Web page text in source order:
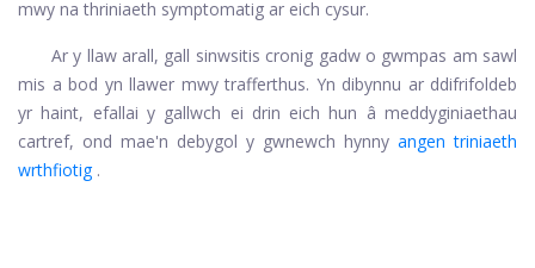
mwy na thriniaeth symptomatig ar eich cysur.
Ar y llaw arall, gall sinwsitis cronig gadw o gwmpas am sawl
mis a bod yn llawer mwy trafferthus. Yn dibynnu ar ddifrifoldeb
yr haint, efallai y gallwch ei drin eich hun â meddyginiaethau
cartref, ond mae'n debygol y gwnewch hynny angen triniaeth
wrthfiotig.